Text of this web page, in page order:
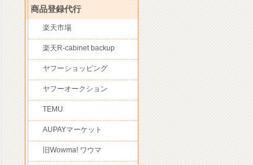
商品登録代行
楽天市場
楽天R-cabinet backup
ヤフーショッピング
ヤフーオークション
TEMU
AUPAYマーケット
旧Wowma! ワウマ